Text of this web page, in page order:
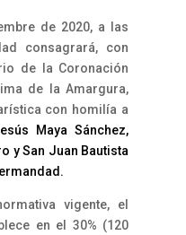
de 2020, a las
consagrará, con
de la Coronación
de la Amargura,
con homilía a
Maya Sánchez,
y San Juan Bautista
vigente, el
en el 30% (120